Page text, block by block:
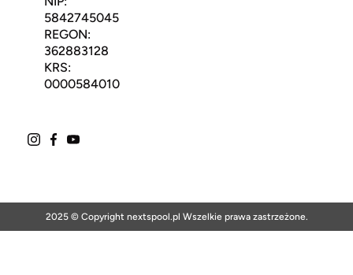
5842745045
REGON:
362883128
KRS:
0000584010